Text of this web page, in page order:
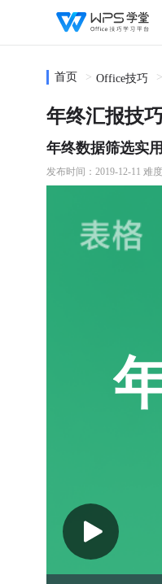
首页 Office技巧
年终汇报技
年终数据筛选实
发布时间：2019-12-11 难